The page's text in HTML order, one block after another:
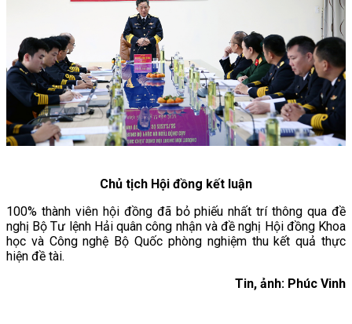
Chủ tịch Hội đồng kết luận
100% thành viên hội đồng đã bỏ phiếu nhất trí thông qua đề
nghị Bộ Tư lệnh Hải quân công nhận và đề nghị Hội đồng Khoa
học và Công nghệ Bộ Quốc phòng nghiệm thu kết quả thực
hiện đề tài.
Tin, ảnh: Phúc Vinh